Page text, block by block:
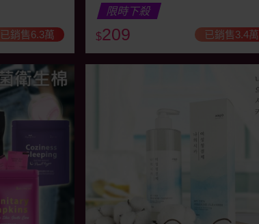
已銷售6.3萬
限時下殺
$209 已銷售3.4萬